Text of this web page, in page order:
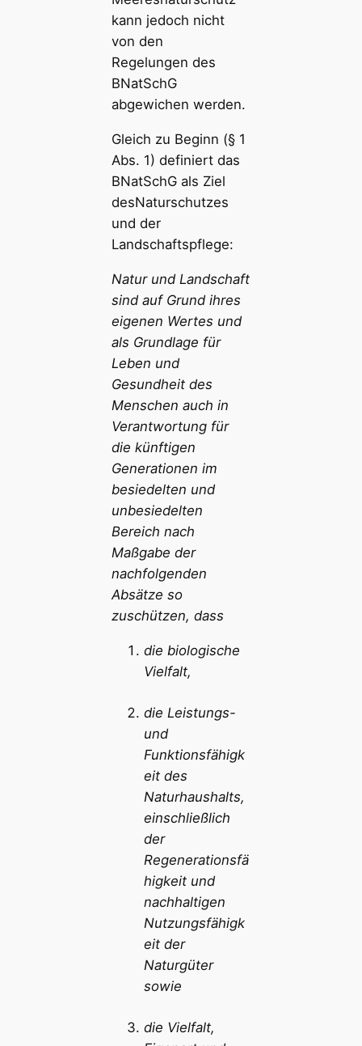
kann jedoch nicht
von den
Regelungen des
BNatSchG
abgewichen werden.
Gleich zu Beginn (§ 1
Abs. 1) definiert das
BNatSchG als Ziel
desNaturschutzes
und der
Landschaftspflege:
Natur und Landschaft
sind auf Grund ihres
eigenen Wertes und
als Grundlage für
Leben und
Gesundheit des
Menschen auch in
Verantwortung für
die künftigen
Generationen im
besiedelten und
unbesiedelten
Bereich nach
Maßgabe der
nachfolgenden
Absätze so
zuschützen, dass
die biologische
Vielfalt,
die Leistungs-
und
Funktionsfähigk
eit des
Naturhaushalts,
einschließlich
der
Regenerationsfä
higkeit und
nachhaltigen
Nutzungsfähigk
eit der
Naturgüter
sowie
die Vielfalt,